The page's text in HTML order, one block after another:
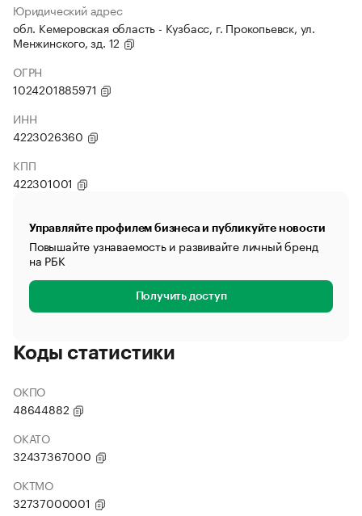
Юридический адрес
обл. Кемеровская область - Кузбасс, г. Прокопьевск, ул.
Менжинского, зд. 12
ОГРН
1024201885971
ИНН
4223026360
КПП
422301001
Управляйте профилем бизнеса и публикуйте новости
Повышайте узнаваемость и развивайте личный бренд
на РБК
Получить доступ
Коды статистики
ОКПО
48644882
ОКАТО
32437367000
ОКТМО
32737000001